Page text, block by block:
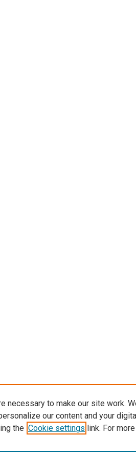
necessary to make our site work.
our content and your
the Cookie settings link. For